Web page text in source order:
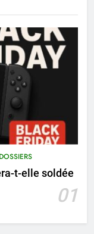
t-elle soldée
01